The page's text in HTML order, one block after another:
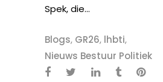
Spek, die...
Blogs, GR26, lhbti,
Nieuws Bestuur Politiek